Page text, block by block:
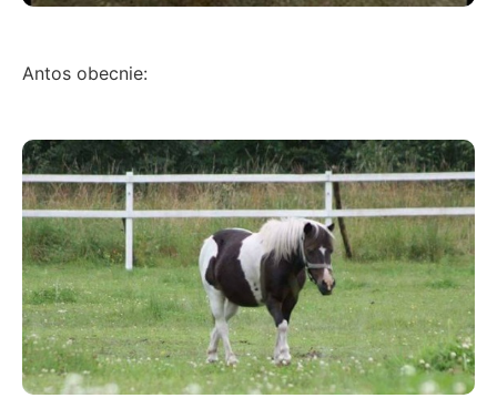
Antos obecnie: